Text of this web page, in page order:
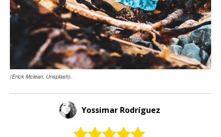
(Erick Mclean, Unsplash).
Yossimar Rodríguez